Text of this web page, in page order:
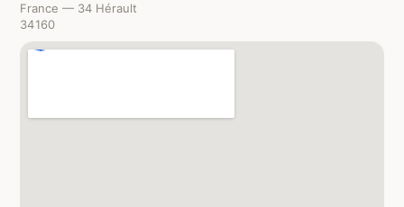
France — 34 Hérault
34160